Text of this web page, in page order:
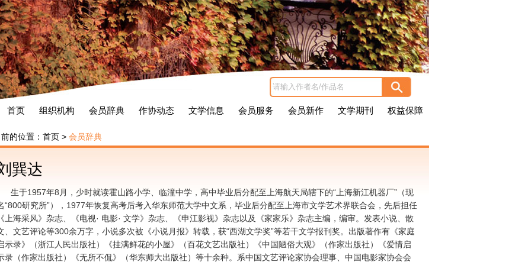
首页 组织机构 会员辞典 作协动态 文学信息 会员服务 会员新作 文学期刊 权益保障
的位置： 首页 > 会员辞典
巽达
生于1957年8月，少时就读霍山路小学、临潼中学，高中毕业后分配至上海航天局辖下的“上海新江机器厂”（现
“800研究所”），1977年恢复高考后考入华东师范大学中文系，毕业后分配至上海市文学艺术界联合会，先后担任
上海采风》杂志、《电视· 电影· 文学》杂志、《申江影视》杂志以及《家家乐》杂志主编，编审。发表小说、散
、文艺评论等300余万字，小说多次被《小说月报》转载，获“西湖文学奖”等若干文学报刊奖。出版著作有《家庭
示录》（浙江人民出版社）《挂满鲜花的小屋》（百花文艺出版社）《中国陋俗大观》（作家出版社）《爱情启
录（作家出版社）《无所不侃》（华东师大出版社）等十余种。系中国文艺评论家协会理事、中国电影家协会会